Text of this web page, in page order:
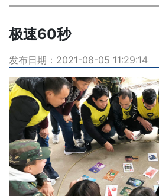
极速60秒
发布日期：2021-08-05 11:29:14